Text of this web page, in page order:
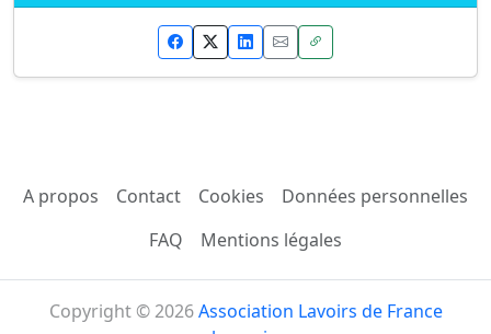
A propos Contact Cookies
Données personnelles
FAQ
Mentions légales
Copyright © 2026Association Lavoirs de France